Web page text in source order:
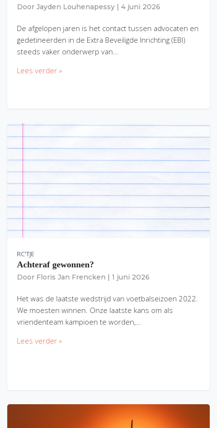
Door Jayden Louhenapessy 4 juni 2026
De afgelopen jaren is het contact tussen advocaten en
gedetineerden in de Extra Beveiligde Inrichting (EBI)
steeds vaker onderwerp van…
Lees verder »
RC'TJE
Achteraf gewonnen?
Door Floris Jan Frencken 1 juni 2026
Het was de laatste wedstrijd van voetbalseizoen 2022.
We moesten winnen. Onze laatste kans om als
vriendenteam kampioen te worden,…
Lees verder »